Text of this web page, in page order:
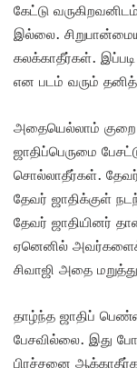
கேட்டு
இல்லை.
கலக்காதீர்கள்.
என படம் வரும்
அதையெல்லாம் குறை
ஜாதிப்பெருமை
சொல்லாதீர்கள். தேவர்
தேவர் ஜாதிக்குள்
தேவர் ஜாதியினர்
ஏனெனில் அவர்களைக்
சிவாஜி அதை
தாழ்ந்த ஜாதிப்
பேசவில்லை. இது
பிரச்சனை